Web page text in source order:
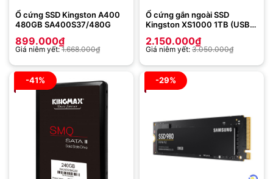
Ổ cứng SSD Kingston A400
480GB SA400S37/480G
899.000₫
Giá niêm yết:1.668.000₫
Ổ cứng gắn ngoài SSD
Kingston XS1000 1TB (USB
1,000MB/s write)
_SXS1000/1000G
2.150.000₫
Giá niêm yết: 3.050.000₫
-41% -29%